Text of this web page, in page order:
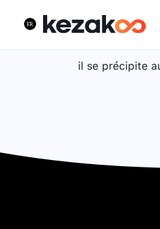
il se précipite